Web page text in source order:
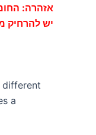
אזהרה:
יש להרחיק
different
a